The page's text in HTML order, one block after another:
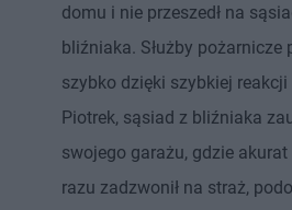
domu i nie przeszedł na
bliźniaka. Służby pożarnicze
szybko dzięki szybkiej
Piotrek, sąsiad z bliźniaka
swojego garażu, gdzie akurat
razu zadzwonił na straż,